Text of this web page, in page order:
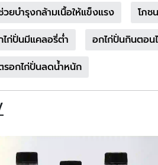
ยบำรุงกล้ามเนื้อให้แข็งแรง โภช
ไก่ปั่นมีแคลอรี่ต่ำ อกไก่ปั่นกินตอน
รอกไก่ปั่นลดน้ำหนัก